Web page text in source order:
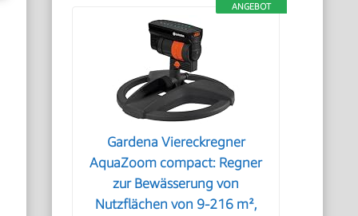
ANGEBOT
Gardena Viereckregner
AquaZoom compact: Regner
zur Bewässerung von
Nutzflächen von 9-216 m²,